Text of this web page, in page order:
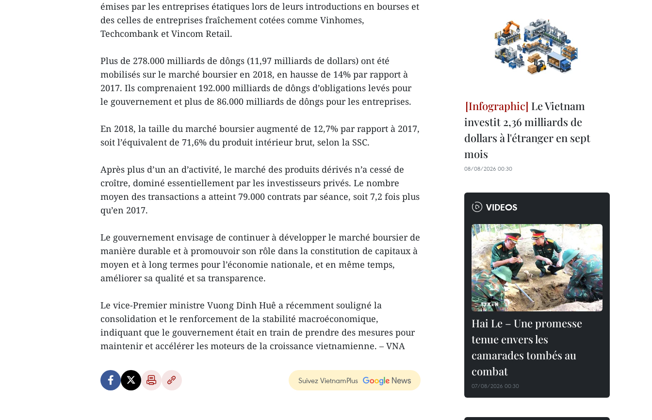
émises par les entreprises étatiques lors de leurs introductions en bourses et
des celles de entreprises fraîchement cotées comme Vinhomes,
Techcombank et Vincom Retail.
Plus de 278.000 milliards de dôngs (11,97 milliards de dollars) ont été
mobilisés sur le marché boursier en 2018, en hausse de 14% par rapport à
2017. Ils comprenaient 192.000 milliards de dôngs d’obligations levés pour
le gouvernement et plus de 86.000 milliards de dôngs pour les entreprises.
En 2018, la taille du marché boursier augmenté de 12,7% par rapport à 2017,
soit l’équivalent de 71,6% du produit intérieur brut, selon la SSC.
Après plus d’un an d’activité, le marché des produits dérivés n’a cessé de
croître, dominé essentiellement par les investisseurs privés. Le nombre
moyen des transactions a atteint 79.000 contrats par séance, soit 7,2 fois plus
qu’en 2017.
Le gouvernement envisage de continuer à développer le marché boursier de
manière durable et à promouvoir son rôle dans la constitution de capitaux à
moyen et à long termes pour l’économie nationale, et en même temps,
améliorer sa qualité et sa transparence.
Le vice-Premier ministre Vuong Dinh Huê a récemment souligné la
consolidation et le renforcement de la stabilité macroéconomique,
indiquant que le gouvernement était en train de prendre des mesures pour
maintenir et accélérer les moteurs de la croissance vietnamienne. – VNA
Suivez VietnamPlus
Le Vietnam
investit 2,36 milliards de
dollars à l'étranger en sept
mois
08/08/2026 00:30
VIDEOS
Hai Le – Une promesse
tenue envers les
camarades tombés au
combat
07/08/2026 00:30